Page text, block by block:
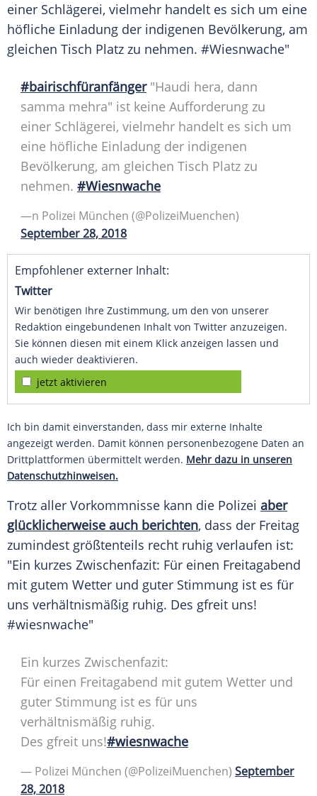
einer Schlägerei, vielmehr handelt es sich um eine
höfliche Einladung der indigenen Bevölkerung, am
gleichen Tisch Platz zu nehmen. #Wiesnwache"
#bairischfüranfänger"Haudi hera, dann
samma mehra" ist keine Aufforderung zu
einer Schlägerei, vielmehr handelt es sich um
eine höfliche Einladung der indigenen
Bevölkerung, am gleichen Tisch Platz zu
nehmen. #Wiesnwache
—n Polizei München (@PolizeiMuenchen)
September 28, 2018
Empfohlener externer Inhalt:
Twitter
Wir benötigen Ihre Zustimmung, um den von unserer
Redaktion eingebundenen Inhalt von Twitter anzuzeigen.
Sie können diesen mit einem Klick anzeigen lassen und
auch wieder deaktivieren.
jetzt aktivieren
Ich bin damit einverstanden, dass mir externe Inhalte
angezeigt werden. Damit können personenbezogene Daten an
Drittplattformen übermittelt werden. Mehr dazu in unseren
Datenschutzhinweisen.
Trotz aller Vorkommnisse kann die Polizei aber
glücklicherweise auch berichten, dass der Freitag
zumindest größtenteils recht ruhig verlaufen ist:
"Ein kurzes Zwischenfazit: Für einen Freitagabend
mit gutem Wetter und guter Stimmung ist es für
uns verhältnismäßig ruhig. Des gfreit uns!
#wiesnwache"
Ein kurzes Zwischenfazit:
Für einen Freitagabend mit gutem Wetter und
guter Stimmung ist es für uns
verhältnismäßig ruhig.
Des gfreit uns!#wiesnwache
— Polizei München (@PolizeiMuenchen) September
28, 2018